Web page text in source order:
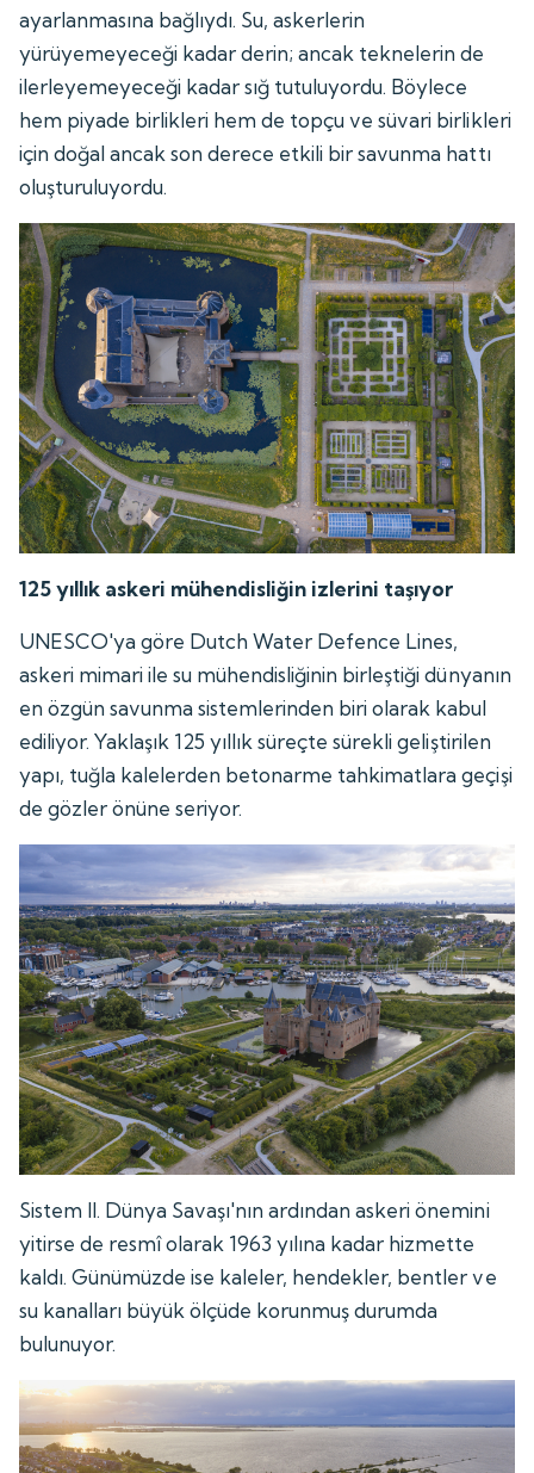
ayarlanmasına bağlıydı. Su, askerlerin
yürüyemeyeceği kadar derin; ancak teknelerin de
ilerleyemeyeceği kadar sığ tutuluyordu. Böylece
hem piyade birlikleri hem de topçu ve süvari birlikleri
için doğal ancak son derece etkili bir savunma hattı
oluşturuluyordu.
125 yıllık askeri mühendisliğin izlerini taşıyor
UNESCO'ya göre Dutch Water Defence Lines,
askeri mimari ile su mühendisliğinin birleştiği dünyanın
en özgün savunma sistemlerinden biri olarak kabul
ediliyor. Yaklaşık 125 yıllık süreçte sürekli geliştirilen
yapı, tuğla kalelerden betonarme tahkimatlara geçişi
de gözler önüne seriyor.
Sistem II. Dünya Savaşı'nın ardından askeri önemini
yitirse de resmî olarak 1963 yılına kadar hizmette
kaldı. Günümüzde ise kaleler, hendekler, bentler ve
su kanalları büyük ölçüde korunmuş durumda
bulunuyor.